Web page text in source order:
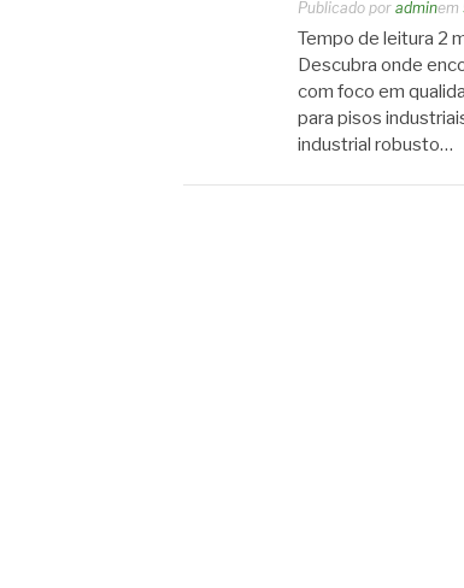
Publicado por adminem
Tempo de leitura 2
Descubra onde
com foco em
para pisos
industrial robusto…